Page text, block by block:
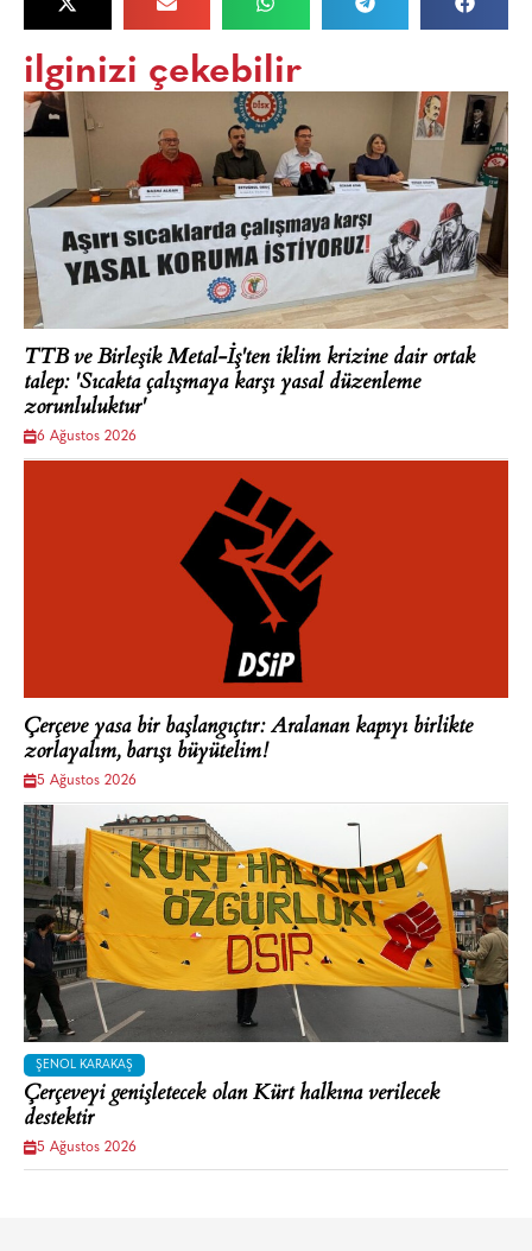
ilginizi çekebilir
TTB ve Birleşik Metal-İş'ten iklim krizine dair ortak
talep: 'Sıcakta çalışmaya karşı yasal düzenleme
zorunluluktur'
6 Ağustos 2026
Çerçeve yasa bir başlangıçtır: Aralanan kapıyı birlikte
zorlayalım, barışı büyütelim!
5 Ağustos 2026
ŞENOL KARAKAŞ
Çerçeveyi genişletecek olan Kürt halkına verilecek
destektir
5 Ağustos 2026